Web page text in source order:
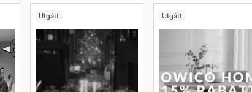
Utgått Utgått